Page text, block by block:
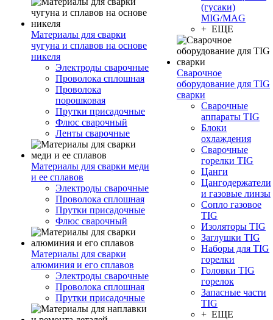
Материалы для сварки
чугуна и сплавов на основе
никеля
Электроды сварочные
Проволока сплошная
Проволока
порошковая
Прутки присадочные
Флюс сварочный
Ленты сварочные
Материалы для сварки меди
и ее сплавов
Электроды сварочные
Проволока сплошная
Прутки присадочные
Флюс сварочный
Материалы для сварки
алюминия и его сплавов
Электроды сварочные
Проволока сплошная
Прутки присадочные
(гусаки)
MIG/MAG
+ ЕЩЕ
Сварочное
оборудование для TIG
сварки
Сварочные
аппараты TIG
Блоки
охлаждения
Сварочные
горелки TIG
Цанги
Цангодержатели
и газовые линзы
Сопло газовое
TIG
Изоляторы TIG
Заглушки TIG
Наборы для TIG
горелки
Головки TIG
горелок
Запасные части
TIG
+ ЕЩЕ